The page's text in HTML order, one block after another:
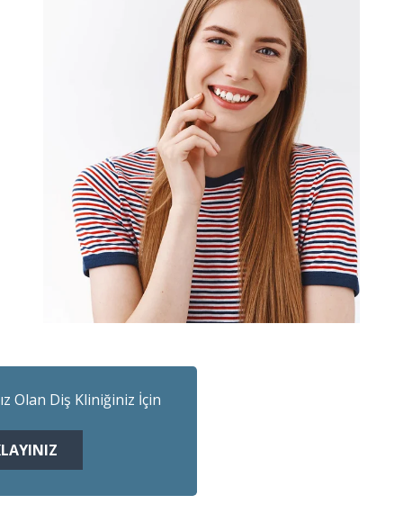
Olan Diş Kliniğiniz İçin